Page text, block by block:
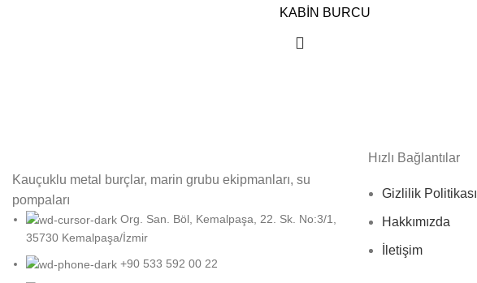
KABİN BURCU
Kauçuklu metal burçlar, marin grubu ekipmanları, su
pompaları
Org. San. Böl, Kemalpaşa, 22. Sk. No:3/1,
35730 Kemalpaşa/İzmir
+90 533 592 00 22
Hızlı Bağlantılar
Gizlilik Politikası
Hakkımızda
İletişim